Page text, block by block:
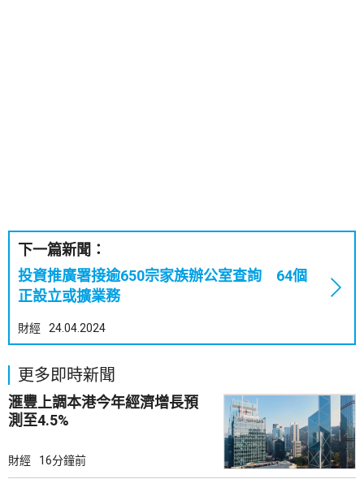
下一篇新聞：
投資推廣署接逾650宗家族辦公室查詢 64個
正設立或擴業務
財經 24.04.2024
更多即時新聞
滙豐上調本港今年經濟增長預
測至4.5%
財經 16分鐘前